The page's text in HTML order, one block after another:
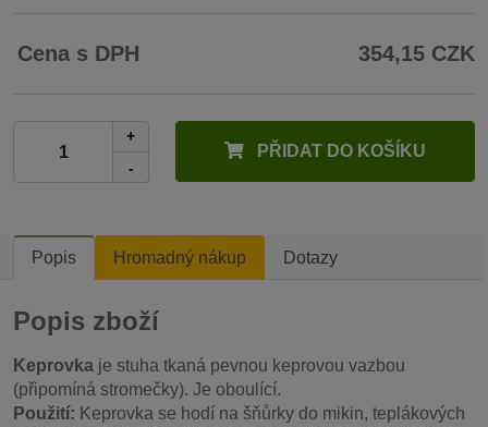
Cena s DPH 354,15 CZK
+
-
PŘIDAT DO KOŠÍKU
Popis Hromadný nákup Dotazy
Popis zboží
Keprovka je stuha tkaná pevnou keprovou vazbou
(připomíná stromečky). Je oboulící.
Použití: Keprovka se hodí na šňůrky do mikin, teplákových